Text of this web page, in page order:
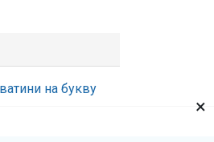
на букву
×